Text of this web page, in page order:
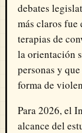
debates
más claros
terapias de
la orientación
personas y
forma de
Para 2026, el
alcance del